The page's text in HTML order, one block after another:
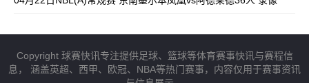
Copyright 球赛快讯专注提供足球、篮球等体育赛事快讯与赛程信
息， 涵盖英超、西甲、欧冠、NBA等热门赛事，内容仅用于赛事资讯